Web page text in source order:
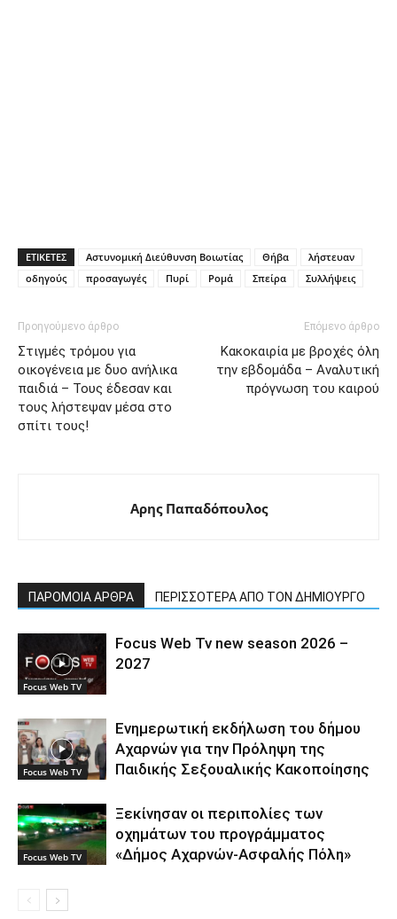
ΕΤΙΚΕΤΕΣ Αστυνομική Διεύθυνση Βοιωτίας Θήβα
λήστευαν
οδηγούς
προσαγωγές Πυρί Ρομά Σπείρα Συλλήψεις
Προηγούμενο άρθρο
Στιγμές τρόμου για
οικογένεια με δυο ανήλικα
παιδιά – Τους έδεσαν και
τους λήστεψαν μέσα στο
σπίτι τους!
Επόμενο άρθρο
Κακοκαιρία με βροχές όλη
την εβδομάδα – Αναλυτική
πρόγνωση του καιρού
Αρης Παπαδόπουλος
ΠΑΡΟΜΟΙΑ ΑΡΘΡΑ ΠΕΡΙΣΣΟΤΕΡΑ ΑΠΟ ΤΟΝ ΔΗΜΙΟΥΡΓΟ
Focus Web TV
Focus Web Tv new season 2026 –
2027
Focus Web TV
Ενημερωτική εκδήλωση του δήμου
Αχαρνών για την Πρόληψη της
Παιδικής Σεξουαλικής Κακοποίησης
Focus Web TV
Ξεκίνησαν οι περιπολίες των
οχημάτων του προγράμματος
«Δήμος Αχαρνών-Ασφαλής Πόλη»